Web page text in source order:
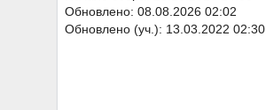
Обновлено: 08.08.2026 02:02
Обновлено (уч.): 13.03.2022 02:30